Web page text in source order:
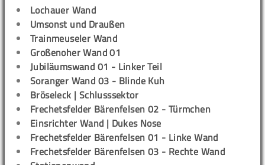
Lochauer Wand
Umsonst und Draußen
Trainmeuseler Wand
Großenoher Wand 01
Jubiläumswand 01 - Linker Teil
Soranger Wand 03 - Blinde Kuh
Bröseleck | Schlusssektor
Frechetsfelder Bärenfelsen 02 - Türmchen
Einsrichter Wand | Dukes Nose
Frechetsfelder Bärenfelsen 01 - Linke Wand
Frechetsfelder Bärenfelsen 03 - Rechte Wand